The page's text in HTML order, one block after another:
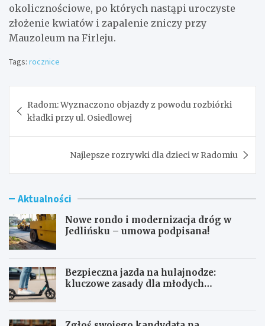
okolicznościowe, po których nastąpi uroczyste
złożenie kwiatów i zapalenie zniczy przy
Mauzoleum na Firleju.
Tags: rocznice
wpisu
Radom: Wyznaczono objazdy z powodu rozbiórki
kładki przy ul. Osiedlowej
Najlepsze rozrywki dla dzieci w Radomiu
Aktualności
Nowe rondo i modernizacja dróg w
Jedlińsku – umowa podpisana!
Bezpieczna jazda na hulajnodze:
kluczowe zasady dla młodych